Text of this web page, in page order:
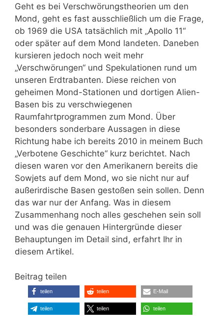
Geht es bei Verschwörungstheorien um den
Mond, geht es fast ausschließlich um die Frage,
ob 1969 die USA tatsächlich mit „Apollo 11“
oder später auf dem Mond landeten. Daneben
kursieren jedoch noch weit mehr
„Verschwörungen“ und Spekulationen rund um
unseren Erdtrabanten. Diese reichen von
geheimen Mond-Stationen und dortigen Alien-
Basen bis zu verschwiegenen
Raumfahrtprogrammen zum Mond. Über
besonders sonderbare Aussagen in diese
Richtung habe ich bereits 2010 in meinem Buch
„Verbotene Geschichte“ kurz berichtet. Nach
diesen waren vor den Amerikanern bereits die
Sowjets auf dem Mond, wo sie nicht nur auf
außerirdische Basen gestoßen sein sollen. Denn
das war nur der Anfang. Was in diesem
Zusammenhang noch alles geschehen sein soll
und was die genauen Hintergründe dieser
Behauptungen im Detail sind, erfahrt Ihr in
diesem Artikel.
Beitrag teilen
teilen teilen E-Mail
teilen teilen teilen